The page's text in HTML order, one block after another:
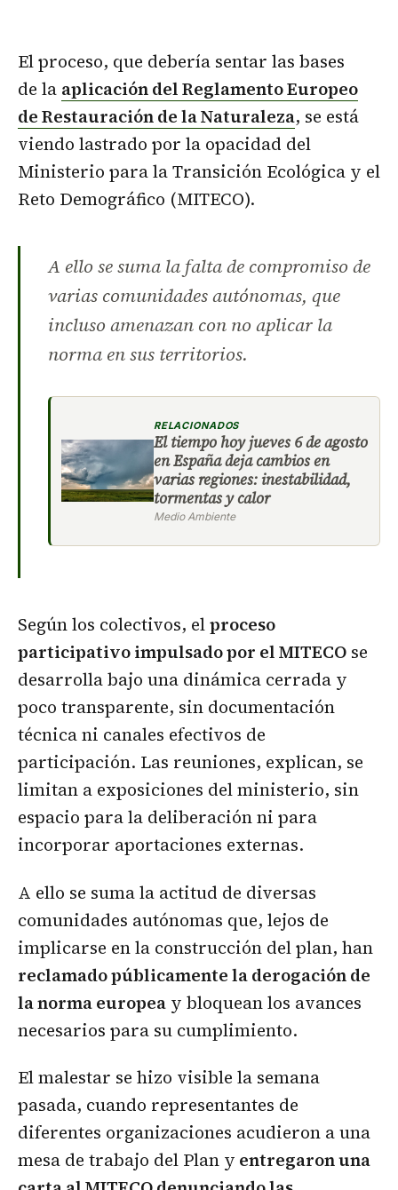
El proceso, que debería sentar las bases
de la aplicación del Reglamento Europeo
de Restauración de la Naturaleza, se está
viendo lastrado por la opacidad del
Ministerio para la Transición Ecológica y el
Reto Demográfico (MITECO).
A ello se suma la falta de compromiso de
varias comunidades autónomas, que
incluso amenazan con no aplicar la
norma en sus territorios.
RELACIONADOS
El tiempo hoy jueves 6 de agosto
en España deja cambios en
varias regiones: inestabilidad,
tormentas y calor
Medio Ambiente
Según los colectivos, elproceso
participativo impulsado por el MITECO se
desarrolla bajo una dinámica cerrada y
poco transparente, sin documentación
técnica ni canales efectivos de
participación. Las reuniones, explican, se
limitan a exposiciones del ministerio, sin
espacio para la deliberación ni para
incorporar aportaciones externas.
A ello se suma la actitud de diversas
comunidades autónomas que, lejos de
implicarse en la construcción del plan, han
reclamado públicamente la derogación de
la norma europea y bloquean los avances
necesarios para su cumplimiento.
El malestar se hizo visible la semana
pasada, cuando representantes de
diferentes organizaciones acudieron a una
mesa de trabajo del Plan y entregaron una